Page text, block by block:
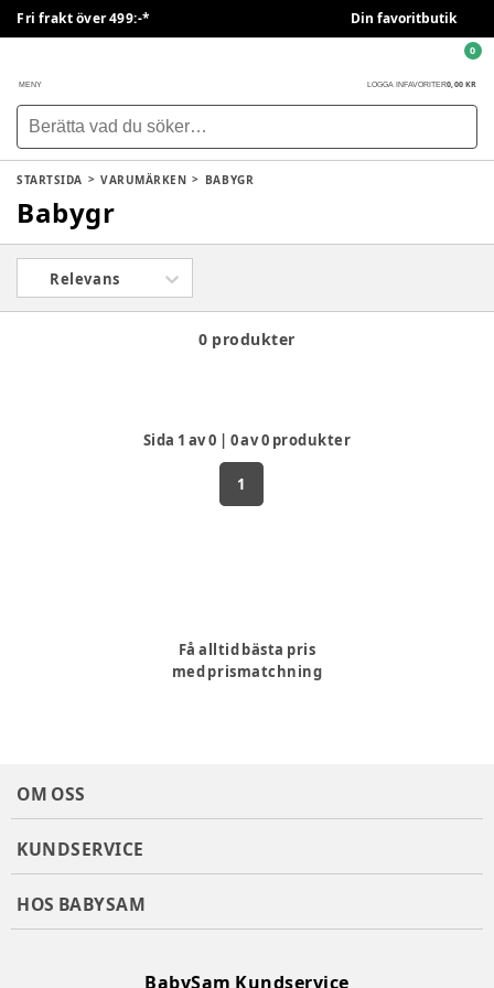
Fri frakt över 499:-* Din favoritbutik
MENY LOGGA IN FAVORITER0,00 KR
0
STARTSIDA VARUMÄRKEN BABYGR
Babygr
Relevans
0 produkter
Sida 1 av0 | 0av0 produkter
1
Få alltid bästa pris
med prismatchning
OM OSS
KUNDSERVICE
HOS BABYSAM
BabySam Kundservice